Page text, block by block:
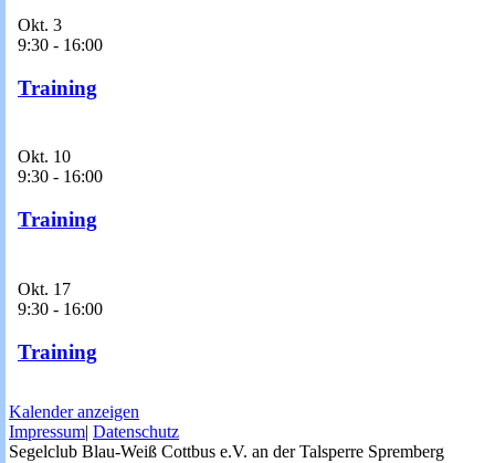
Okt. 3
9:30 - 16:00
Training
Okt. 10
9:30 - 16:00
Training
Okt. 17
9:30 - 16:00
Training
Kalender anzeigen
Impressum| Datenschutz
Segelclub Blau-Weiß Cottbus e.V. an der Talsperre Spremberg